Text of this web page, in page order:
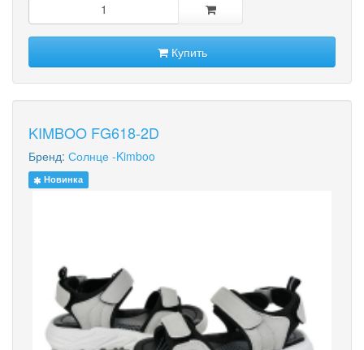
Купить
KIMBOO FG618-2D
Бренд: Солнце -Kimboo
Новинка